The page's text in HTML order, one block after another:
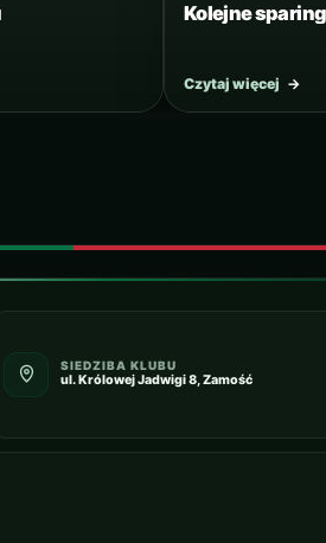
Kolejne
Czytaj więcej →
SIEDZIBA KLUBU
ul. Królowej Jadwigi 8, Zamość